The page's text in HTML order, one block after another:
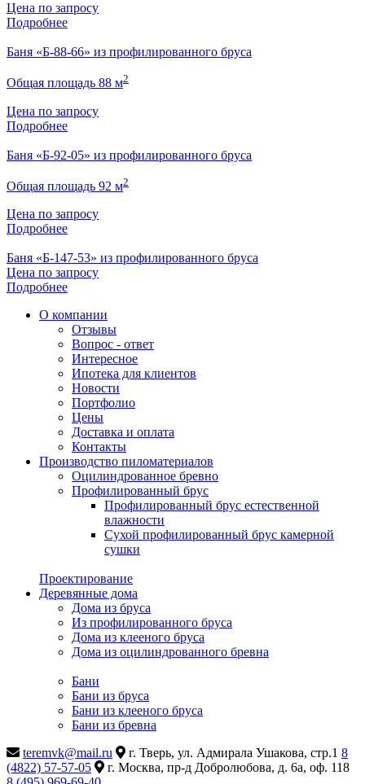
Цена по запросу
Подробнее
Баня «Б-88-66» из профилированного бруса
Общая площадь 88 м2
Цена по запросу
Подробнее
Баня «Б-92-05» из профилированного бруса
Общая площадь 92 м2
Цена по запросу
Подробнее
Баня «Б-147-53» из профилированного бруса
Цена по запросу
Подробнее
О компании
Отзывы
Вопрос - ответ
Интересное
Ипотека для клиентов
Новости
Портфолио
Цены
Доставка и оплата
Контакты
Производство пиломатериалов
Оцилиндрованное бревно
Профилированный брус
Профилированный брус естественной
влажности
Сухой профилированный брус камерной
сушки
Проектирование
Деревянные дома
Дома из бруса
Из профилированного бруса
Дома из клееного бруса
Дома из оцилиндрованного бревна
Бани
Бани из бруса
Бани из клееного бруса
Бани из бревна
teremvk@mail.ru
г. Тверь, ул. Адмирала Ушакова, стр.1 8
(4822) 57-57-05
г. Москва, пр-д Добролюбова, д. 6а, оф. 118